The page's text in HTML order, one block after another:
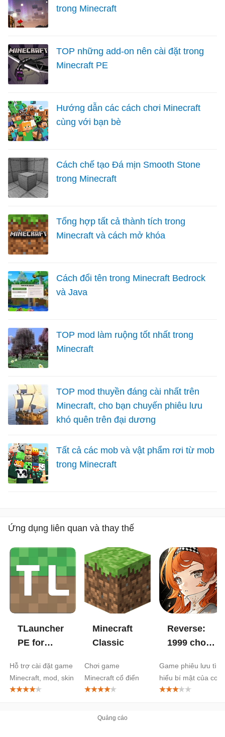
trong Minecraft
TOP những add-on nên cài đặt trong
Minecraft PE
Hướng dẫn các cách chơi Minecraft
cùng với bạn bè
Cách chế tạo Đá mịn Smooth Stone
trong Minecraft
Tổng hợp tất cả thành tích trong
Minecraft và cách mở khóa
Cách đổi tên trong Minecraft Bedrock
và Java
TOP mod làm ruộng tốt nhất trong
Minecraft
TOP mod thuyền đáng cài nhất trên
Minecraft, cho bạn chuyến phiêu lưu
khó quên trên đại dương
Tất cả các mob và vật phẩm rơi từ mob
trong Minecraft
Ứng dụng liên quan và thay thế
TLauncher
PE for
cho
Android
Hỗ trợ cài đặt game
Minecraft, mod, skin
trên di động
Minecraft
Classic
Chơi game
Minecraft cổ điển
trên trình duyệt
Reverse:
1999 cho
Game phiêu lưu tìm
hiểu bí mật của cơn
bão thổi ngược